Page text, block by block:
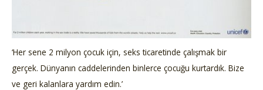
‘Her sene 2 milyon çocuk için, seks ticaretinde çalışmak bir
gerçek. Dünyanın caddelerinden binlerce çocuğu kurtardık. Bize
ve geri kalanlara yardım edin.’